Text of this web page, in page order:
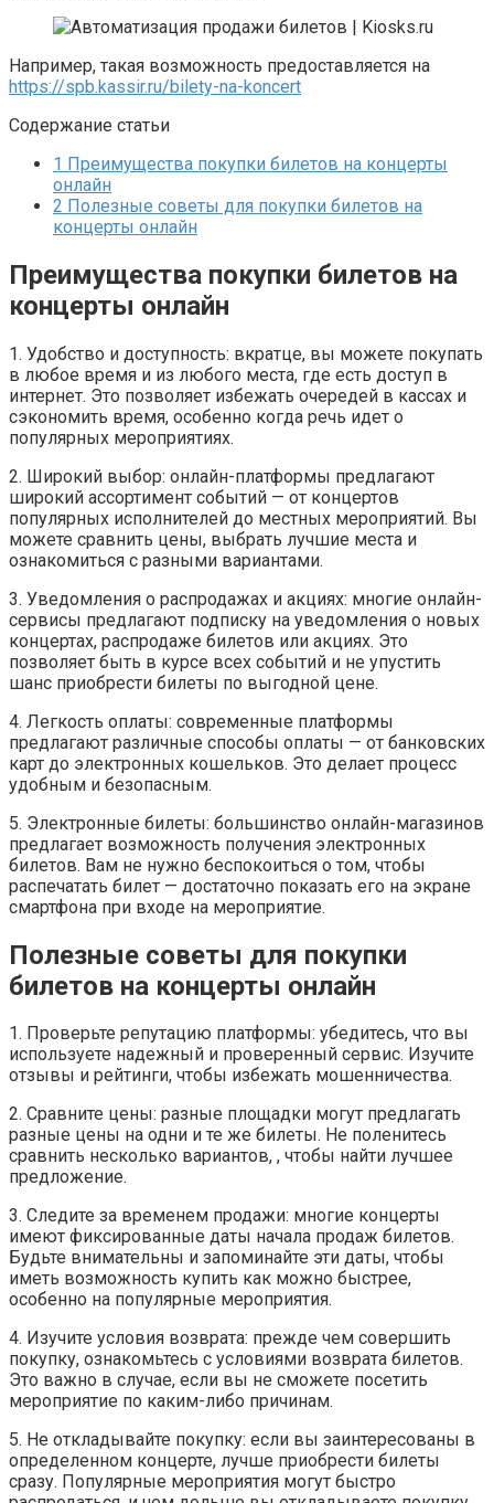
Например, такая возможность предоставляется на
https://spb.kassir.ru/bilety-na-koncert
Содержание статьи
1 Преимущества покупки билетов на концерты
онлайн
2 Полезные советы для покупки билетов на
концерты онлайн
Преимущества покупки билетов на
концерты онлайн
1. Удобство и доступность: вкратце, вы можете покупать
в любое время и из любого места, где есть доступ в
интернет. Это позволяет избежать очередей в кассах и
сэкономить время, особенно когда речь идет о
популярных мероприятиях.
2. Широкий выбор: онлайн-платформы предлагают
широкий ассортимент событий — от концертов
популярных исполнителей до местных мероприятий. Вы
можете сравнить цены, выбрать лучшие места и
ознакомиться с разными вариантами.
3. Уведомления о распродажах и акциях: многие онлайн-
сервисы предлагают подписку на уведомления о новых
концертах, распродаже билетов или акциях. Это
позволяет быть в курсе всех событий и не упустить
шанс приобрести билеты по выгодной цене.
4. Легкость оплаты: современные платформы
предлагают различные способы оплаты — от банковских
карт до электронных кошельков. Это делает процесс
удобным и безопасным.
5. Электронные билеты: большинство онлайн-магазинов
предлагает возможность получения электронных
билетов. Вам не нужно беспокоиться о том, чтобы
распечатать билет — достаточно показать его на экране
смартфона при входе на мероприятие.
Полезные советы для покупки
билетов на концерты онлайн
1. Проверьте репутацию платформы: убедитесь, что вы
используете надежный и проверенный сервис. Изучите
отзывы и рейтинги, чтобы избежать мошенничества.
2. Сравните цены: разные площадки могут предлагать
разные цены на одни и те же билеты. Не поленитесь
сравнить несколько вариантов, , чтобы найти лучшее
предложение.
3. Следите за временем продажи: многие концерты
имеют фиксированные даты начала продаж билетов.
Будьте внимательны и запоминайте эти даты, чтобы
иметь возможность купить как можно быстрее,
особенно на популярные мероприятия.
4. Изучите условия возврата: прежде чем совершить
покупку, ознакомьтесь с условиями возврата билетов.
Это важно в случае, если вы не сможете посетить
мероприятие по каким-либо причинам.
5. Не откладывайте покупку: если вы заинтересованы в
определенном концерте, лучше приобрести билеты
сразу. Популярные мероприятия могут быстро